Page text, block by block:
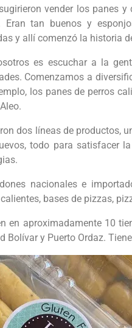
vender los panes y
tan buenos y
y allí comenzó la historia
es escuchar a la
Comenzamos a
los panes de perros
dos líneas de productos,
todo para satisfacer
nacionales e
bases de pizzas,
en aproximadamente 10
Bolívar y Puerto Ordaz.